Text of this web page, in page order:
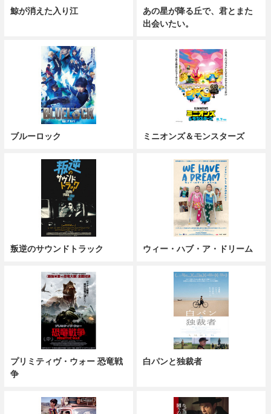
鯨が消えた入り江
あの星が降る丘で、君とまた
出会いたい。
ブルーロック ミニオンズ＆モンスターズ
叛逆のサウンドトラック ウィー・ハブ・ア・ドリーム
プリミティヴ・ウォー 恐竜戦
争
白パンと独裁者